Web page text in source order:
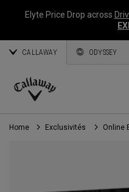
Elyte Price Drop across
CALLAWAY ODYSSEY
Callaway
Golf
Home Exclusivités Online